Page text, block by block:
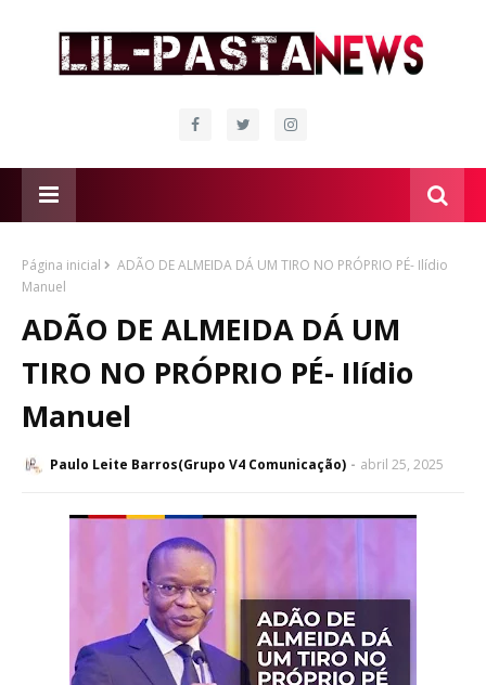
Página inicial
ADÃO DE ALMEIDA DÁ UM TIRO NO PRÓPRIO PÉ- Ilídio
Manuel
ADÃO DE ALMEIDA DÁ UM
TIRO NO PRÓPRIO PÉ- Ilídio
Manuel
Paulo Leite Barros(Grupo V4 Comunicação) abril 25, 2025